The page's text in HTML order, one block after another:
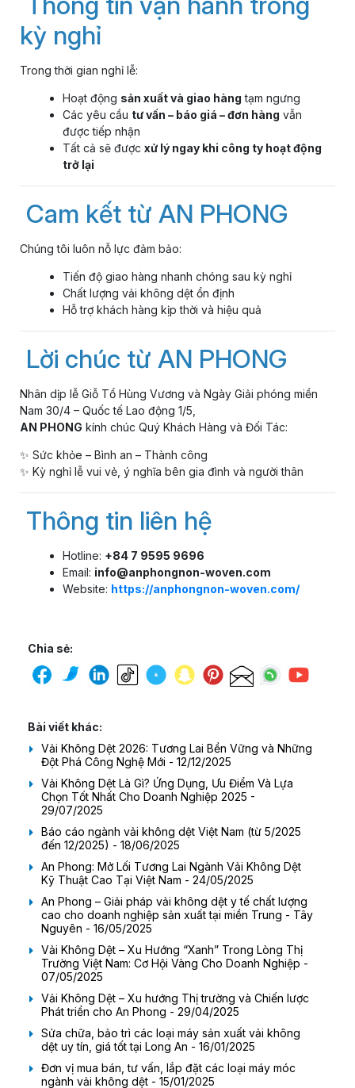
kỳ nghỉ
Trong thời gian nghỉ lễ:
Hoạt động sản xuất và giao hàng tạm ngưng
Các yêu cầu tư vấn – báo giá – đơn hàng vẫn
được tiếp nhận
Tất cả sẽ được xử lý ngay khi công ty hoạt động
trở lại
Cam kết từ AN PHONG
Chúng tôi luôn nỗ lực đảm bảo:
Tiến độ giao hàng nhanh chóng sau kỳ nghỉ
Chất lượng vải không dệt ổn định
Hỗ trợ khách hàng kịp thời và hiệu quả
Lời chúc từ AN PHONG
Nhân dịp lễ Giỗ Tổ Hùng Vương và Ngày Giải phóng miền
Nam 30/4 – Quốc tế Lao động 1/5,
AN PHONG kính chúc Quý Khách Hàng và Đối Tác:
✨ Sức khỏe – Bình an – Thành công
✨ Kỳ nghỉ lễ vui vẻ, ý nghĩa bên gia đình và người thân
Thông tin liên hệ
Hotline: +84 7 9595 9696
Email: info@anphongnon-woven.com
Website: https://anphongnon-woven.com/
Chia sẻ:
Bài viết khác:
Vải Không Dệt 2026: Tương Lai Bền Vững và Những
Đột Phá Công Nghệ Mới - 12/12/2025
Vải Không Dệt Là Gì? Ứng Dụng, Ưu Điểm Và Lựa
Chọn Tốt Nhất Cho Doanh Nghiệp 2025 -
29/07/2025
Báo cáo ngành vải không dệt Việt Nam (từ 5/2025
đến 12/2025) - 18/06/2025
An Phong: Mở Lối Tương Lai Ngành Vải Không Dệt
Kỹ Thuật Cao Tại Việt Nam - 24/05/2025
An Phong – Giải pháp vải không dệt y tế chất lượng
cao cho doanh nghiệp sản xuất tại miền Trung - Tây
Nguyên - 16/05/2025
Vải Không Dệt – Xu Hướng “Xanh” Trong Lòng Thị
Trường Việt Nam: Cơ Hội Vàng Cho Doanh Nghiệp -
07/05/2025
Vải Không Dệt – Xu hướng Thị trường và Chiến lược
Phát triển cho An Phong - 29/04/2025
Sửa chữa, bảo trì các loại máy sản xuất vải không
dệt uy tín, giá tốt tại Long An - 16/01/2025
Đơn vị mua bán, tư vấn, lắp đặt các loại máy móc
ngành vải không dệt - 15/01/2025